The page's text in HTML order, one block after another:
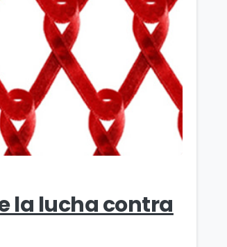
la lucha contra